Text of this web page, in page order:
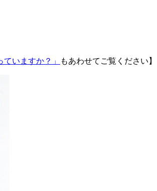
いますか？」 もあわせてご覧ください】